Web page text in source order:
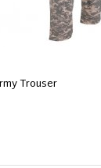
Trouser